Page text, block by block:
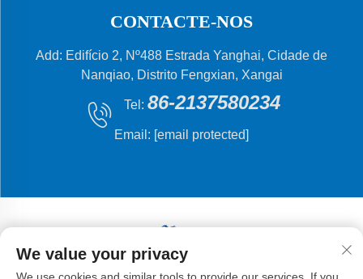
CONTACTE-NOS
Add: Edifício 2, Nº488 Estrada Yanghai, Cidade de
Nanqiao, Distrito Fengxian, Xangai
Tel: 86-2137580234
Email: [email protected]
Direitos autorais © 2024 Shanghai Flying Fish Machinery
We value your privacy